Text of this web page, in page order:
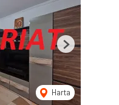
Harta
Next